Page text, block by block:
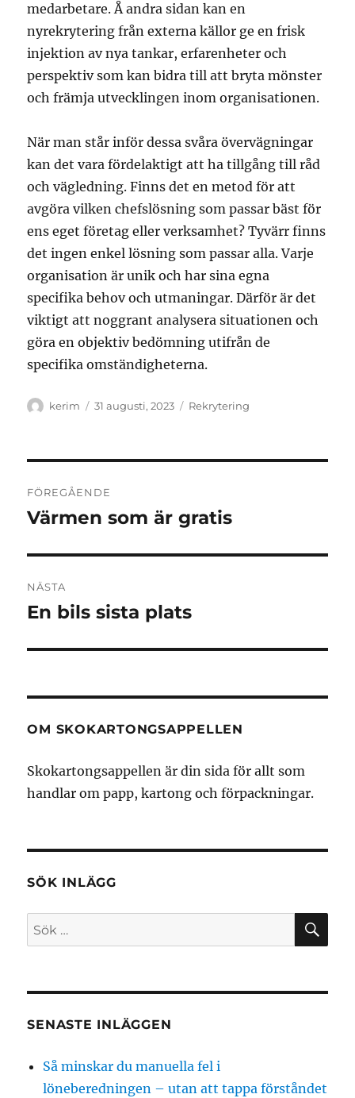
medarbetare. Å andra sidan kan en
nyrekrytering från externa källor ge en frisk
injektion av nya tankar, erfarenheter och
perspektiv som kan bidra till att bryta mönster
och främja utvecklingen inom organisationen.
När man står inför dessa svåra övervägningar
kan det vara fördelaktigt att ha tillgång till råd
och vägledning. Finns det en metod för att
avgöra vilken chefslösning som passar bäst för
ens eget företag eller verksamhet? Tyvärr finns
det ingen enkel lösning som passar alla. Varje
organisation är unik och har sina egna
specifika behov och utmaningar. Därför är det
viktigt att noggrant analysera situationen och
göra en objektiv bedömning utifrån de
specifika omständigheterna.
Författare
kerim
Publicerat
31 augusti, 2023 Kategorier
Rekrytering
FÖREGÅENDE
Föregående
Värmen som är gratis
NÄSTA
Nästa
En bils sista plats
OM SKOKARTONGSAPPELLEN
Skokartongsappellen är din sida för allt som
handlar om papp, kartong och förpackningar.
SÖK INLÄGG
Sök
efter:
SENASTE INLÄGGEN
Så minskar du manuella fel i
löneberedningen – utan att tappa förståndet